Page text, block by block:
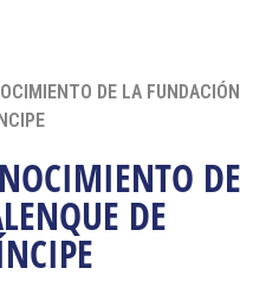
DE LA FUNDACIÓN
DE
DE